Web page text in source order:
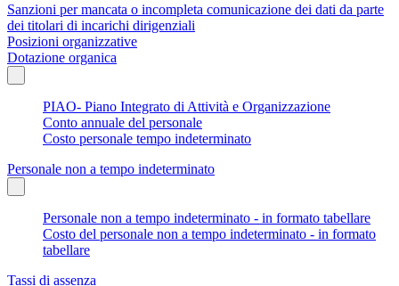
Sanzioni per mancata o incompleta comunicazione dei dati da parte
dei titolari di incarichi dirigenziali
Posizioni organizzative
Dotazione organica
PIAO- Piano Integrato di Attività e Organizzazione
Conto annuale del personale
Costo personale tempo indeterminato
Personale non a tempo indeterminato
Personale non a tempo indeterminato - in formato tabellare
Costo del personale non a tempo indeterminato - in formato
tabellare
Tassi di assenza